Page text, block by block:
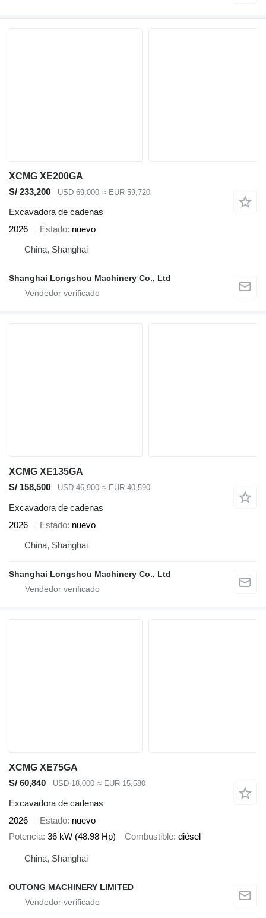
XCMG XE200GA
S/ 233,200
USD 69,000 ≈ EUR 59,720
Excavadora de cadenas
2026
Estado nuevo
China, Shanghai
Shanghai Longshou Machinery Co., Ltd
XCMG XE135GA
S/ 158,500
USD 46,900 ≈ EUR 40,590
Excavadora de cadenas
2026
Estado nuevo
China, Shanghai
Shanghai Longshou Machinery Co., Ltd
XCMG XE75GA
S/ 60,840
USD 18,000 ≈ EUR 15,580
Excavadora de cadenas
2026
Estado nuevo
Potencia 36 kW (48.98 Hp) Combustible diésel
China, Shanghai
OUTONG MACHINERY LIMITED